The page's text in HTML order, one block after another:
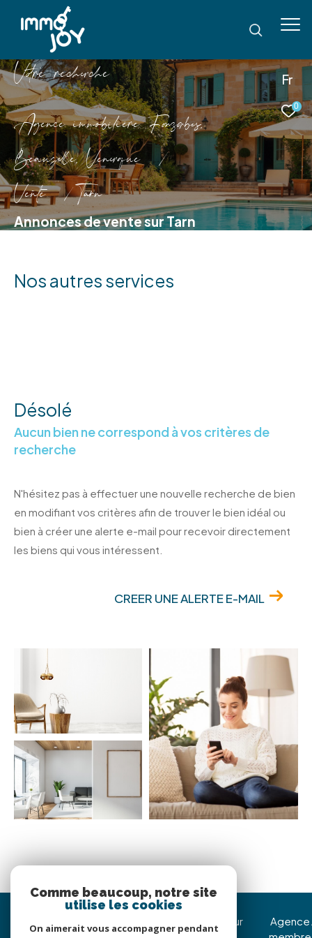
Fr
0
Vore recece
Agence immobilière Fonsorbes,
Beauzelle, Venerque
Vente
Tarn
Annonces de vente sur Tarn
Nos autres services
Désolé
Aucun bien ne correspond à vos critères de
recherche
N'hésitez pas à effectuer une nouvelle recherche de bien
en modifiant vos critères afin de trouver le bien idéal ou
bien à créer une alerte e-mail pour recevoir directement
les biens qui vous intéressent.
CREER UNE ALERTE E-MAIL
Nous suivre sur
Agence
Comme beaucoup, notre site
utilise les cookies
On aimerait vous accompagner pendant